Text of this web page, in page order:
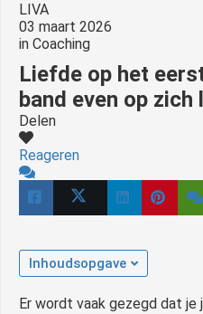
LIVA
03 maart 2026
in Coaching
Liefde op het
band even op
Delen
Reageren
Inhoudsopgave
Er wordt vaak gezegd dat